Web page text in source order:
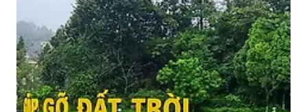
다시 여기 주변의 경치를 소개하겠지만정말 누가봐도 감탄사가 나올만한 경치
를자랑합니다.암 티엔 사원 팻말이 있습니다. 205개의 계단을 올라가야 하지
만올라갈만한 가치가 넘쳐 납니다. 스님들의 거처인 것 같은데 인적이 없는 걸
보니,아무도 없나봅니다. 드디어 도착했습니다.여기 넓..